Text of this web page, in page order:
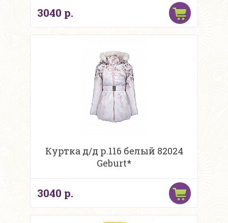
3040 р.
Куртка д/д р.116 белый 82024
Geburt*
3040 р.